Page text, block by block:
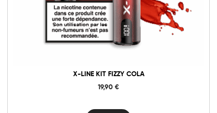
X-LINE KIT FIZZY COLA
19,90 €